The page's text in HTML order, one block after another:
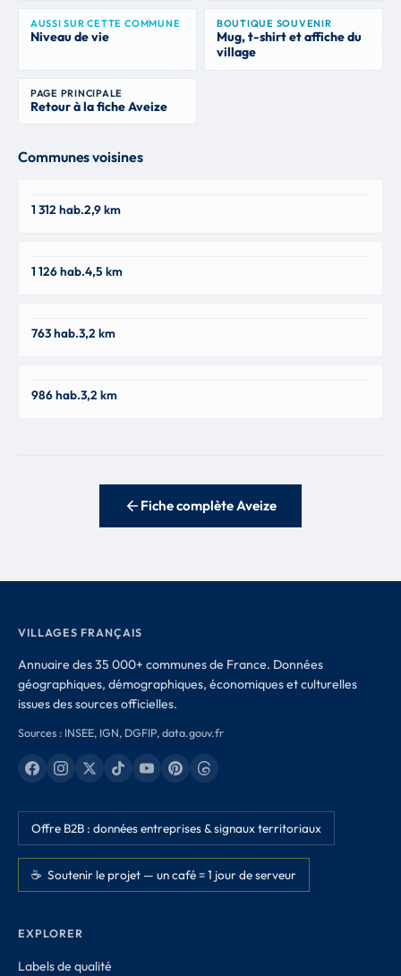
AUSSI SUR CETTE COMMUNE
Niveau de vie
BOUTIQUE SOUVENIR
Mug, t-shirt et affiche du
village
PAGE PRINCIPALE
Retour à la fiche Aveize
Communes voisines
69610
1 312 hab.2,9 km
69590
1 126 hab.4,5 km
69610
763 hab.3,2 km
69610
986 hab.3,2 km
Fiche complète Aveize
VILLAGES FRANÇAIS
Annuaire des 35 000+ communes de France. Données
géographiques, démographiques, économiques et culturelles
issues des sources officielles.
Sources : INSEE, IGN, DGFIP, data.gouv.fr
Offre B2B : données entreprises & signaux territoriaux
☕ Soutenir le projet — un café = 1 jour de serveur
EXPLORER
Labels de qualité